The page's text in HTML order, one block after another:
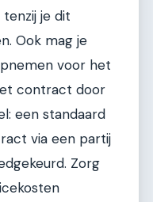
je dit
Ook mag je
voor het
contract door
een standaard
via een partij
Zorg